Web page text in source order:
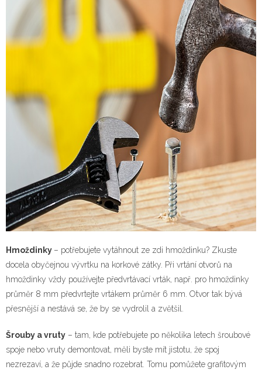
Hmoždinky – potřebujete vytáhnout ze zdi hmoždinku? Zkuste
docela obyčejnou vývrtku na korkové zátky. Při vrtání otvorů na
hmoždinky vždy používejte předvrtávací vrták, např. pro hmoždinky
průměr 8 mm předvrtejte vrtákem průměr 6 mm. Otvor tak bývá
přesnější a nestává se, že by se vydrolil a zvětšil.
Šrouby a vruty – tam, kde potřebujete po několika letech šroubové
spoje nebo vruty demontovat, měli byste mít jistotu, že spoj
nezrezaví, a že půjde snadno rozebrat. Tomu pomůžete grafitovým